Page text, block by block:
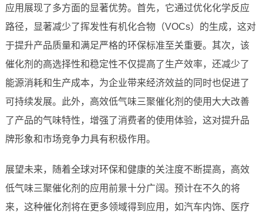
应用展现了多方面的显著优势。首先，它通过优化化学反应
路径，显著减少了挥发性有机化合物（VOCs）的生成，这对
于提升产品质量和满足严格的环保标准至关重要。其次，该
催化剂的高选择性和稳定性不仅提高了生产效率，还减少了
能源消耗和生产成本，为企业带来经济效益的同时也促进了
可持续发展。此外，高效低气味三聚催化剂的使用大大改善
了产品的气味特性，增强了消费者的使用体验，这对提升品
牌形象和市场竞争力具有积极作用。
展望未来，随着全球对环保和健康的关注度不断提高，高效
低气味三聚催化剂的应用前景十分广阔。预计在不久的将
来，这种催化剂将在更多领域得到应用，如汽车内饰、医疗